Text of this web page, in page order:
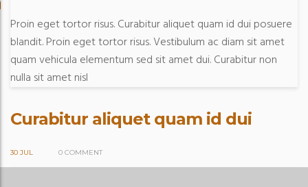
Proin eget tortor risus. Curabitur aliquet quam id dui posuere
blandit. Proin eget tortor risus. Vestibulum ac diam sit amet
quam vehicula elementum sed sit amet dui. Curabitur non
nulla sit amet nisl
Curabitur aliquet quam id dui
30 JUL 0 COMMENT